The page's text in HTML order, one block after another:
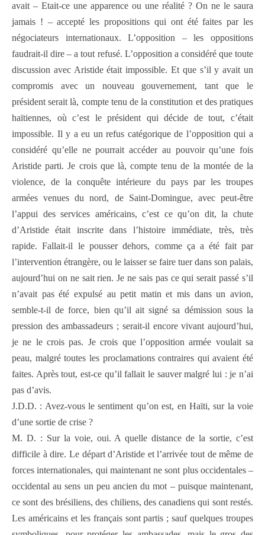
avait – Etait-ce une apparence ou une réalité ? On ne le saura
jamais ! – accepté les propositions qui ont été faites par les
négociateurs internationaux. L’opposition – les oppositions
faudrait-il dire – a tout refusé. L’opposition a considéré que toute
discussion avec Aristide était impossible. Et que s’il y avait un
compromis avec un nouveau gouvernement, tant que le
président serait là, compte tenu de la constitution et des pratiques
haïtiennes, où c’est le président qui décide de tout, c’était
impossible. Il y a eu un refus catégorique de l’opposition qui a
considéré qu’elle ne pourrait accéder au pouvoir qu’une fois
Aristide parti. Je crois que là, compte tenu de la montée de la
violence, de la conquête intérieure du pays par les troupes
armées venues du nord, de Saint-Domingue, avec peut-être
l’appui des services américains, c’est ce qu’on dit, la chute
d’Aristide était inscrite dans l’histoire immédiate, très, très
rapide. Fallait-il le pousser dehors, comme ça a été fait par
l’intervention étrangère, ou le laisser se faire tuer dans son palais,
aujourd’hui on ne sait rien. Je ne sais pas ce qui serait passé s’il
n’avait pas été expulsé au petit matin et mis dans un avion,
semble-t-il de force, bien qu’il ait signé sa démission sous la
pression des ambassadeurs ; serait-il encore vivant aujourd’hui,
je ne le crois pas. Je crois que l’opposition armée voulait sa
peau, malgré toutes les proclamations contraires qui avaient été
faites. Après tout, est-ce qu’il fallait le sauver malgré lui : je n’ai
pas d’avis.
J.D.D. : Avez-vous le sentiment qu’on est, en Haïti, sur la voie
d’une sortie de crise ?
M. D. : Sur la voie, oui. A quelle distance de la sortie, c’est
difficile à dire. Le départ d’Aristide et l’arrivée tout de même de
forces internationales, qui maintenant ne sont plus occidentales –
occidental au sens un peu ancien du mot – puisque maintenant,
ce sont des brésiliens, des chiliens, des canadiens qui sont restés.
Les américains et les français sont partis ; sauf quelques troupes